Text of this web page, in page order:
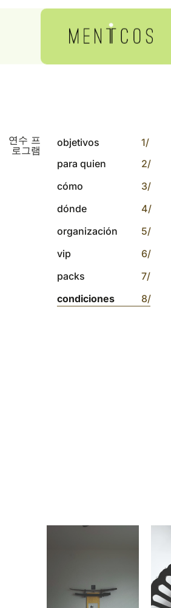
연수 프
로그램
objetivos
1/
para quien
2/
cómo
3/
dónde
4/
organización
5/
vip
6/
packs
7/
condiciones
8/